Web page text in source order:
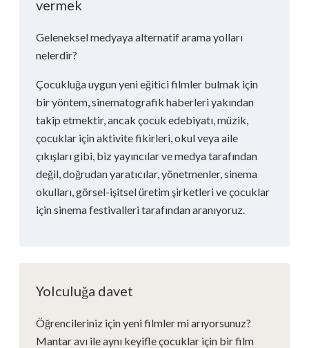
vermek
Geleneksel medyaya alternatif arama yolları
nelerdir?
Çocukluğa uygun yeni eğitici filmler bulmak için
bir yöntem, sinematografik haberleri yakından
takip etmektir, ancak çocuk edebiyatı, müzik,
çocuklar için aktivite fikirleri, okul veya aile
çıkışları gibi, biz yayıncılar ve medya tarafından
değil, doğrudan yaratıcılar, yönetmenler, sinema
okulları, görsel-işitsel üretim şirketleri ve çocuklar
için sinema festivalleri tarafından aranıyoruz.
Yolculuğa davet
Öğrencileriniz için yeni filmler mi arıyorsunuz?
Mantar avı ile aynı keyifle çocuklar için bir film